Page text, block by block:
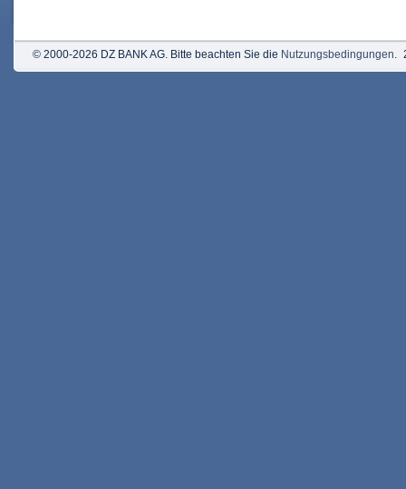
© 2000-2026 DZ BANK AG. Bitte beachten Sie die Nutzungsbedingungen.